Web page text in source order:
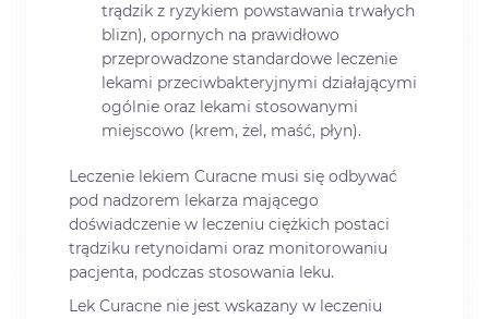
trądzik z ryzykiem powstawania trwałych
blizn), opornych na prawidłowo
przeprowadzone standardowe leczenie
lekami przeciwbakteryjnymi działającymi
ogólnie oraz lekami stosowanymi
miejscowo (krem, żel, maść, płyn).
Leczenie lekiem Curacne musi się odbywać
pod nadzorem lekarza mającego
doświadczenie w leczeniu ciężkich postaci
trądziku retynoidami oraz monitorowaniu
pacjenta, podczas stosowania leku.
Lek Curacne nie jest wskazany w leczeniu